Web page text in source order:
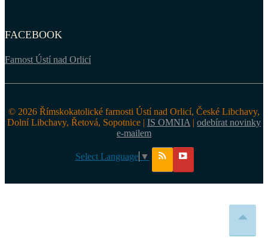
FACEBOOK
Farnost Ústí nad Orlicí
© 2026 Římskokatolické farnosti Ústí nad Orlicí, České Libchavy,
Dolní Libchavy, Řetová, Sopotnice | IS OMNIA | odebírat novinky
e-mailem
Select Language ▼